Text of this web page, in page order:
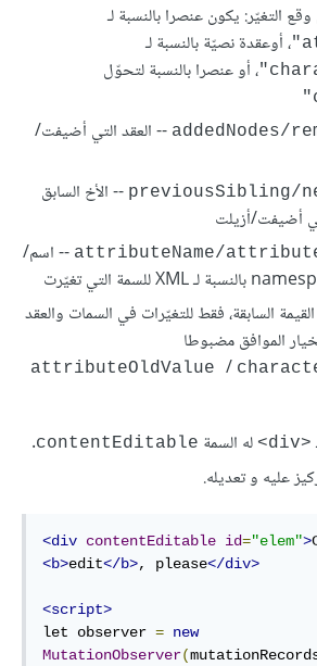
التغيّر: يكون عنصرا بالنسبة لـ
، أوعقدة نصيّة بالنسبة لـ
، أو عنصرا بالنسبة لتحوّل
addedNodes/ -- العقد التي أضيفت/
previousSibling/ -- الأخ السابق
أضيفت/أزيلت
attributeName/ -- اسم/
السابقة، فقط للتغيّرات في السمات والعقد
الموافق مضبوطا
attributeOldValue /
<div> له السمة contentEditable
.
عليه و تعديله.
<div contentEditable id="elem">
<b>edit</b>, please</div>
<script>
let observer = new
MutationObserver(